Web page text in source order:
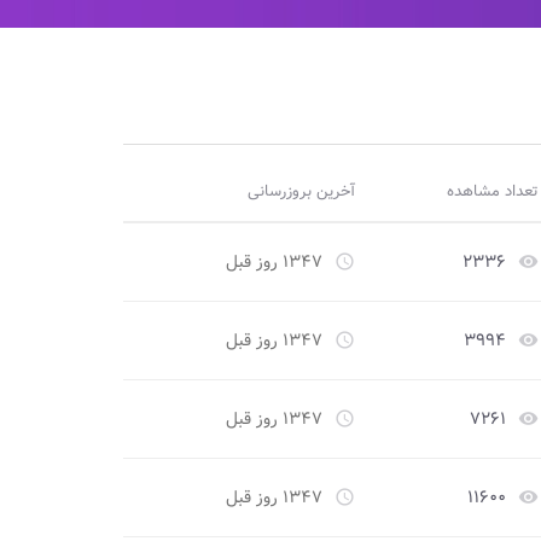
تعداد مشاهده آخرین بروزرسانی
remove_red_eye ۲۳۳۶ access_time ۱۳۴۷ روز قبل
remove_red_eye ۳۹۹۴ access_time ۱۳۴۷ روز قبل
remove_red_eye ۷۲۶۱ access_time ۱۳۴۷ روز قبل
remove_red_eye ۱۱۶۰۰ access_time ۱۳۴۷ روز قبل